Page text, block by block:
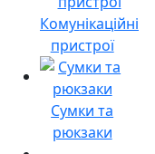
Комунікаційні
пристрої
Сумки та
рюкзаки